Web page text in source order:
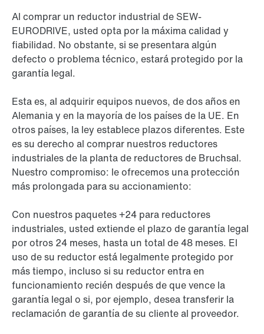
Al comprar un reductor industrial de SEW-
EURODRIVE, usted opta por la máxima calidad y
fiabilidad. No obstante, si se presentara algún
defecto o problema técnico, estará protegido por la
garantía legal.
Esta es, al adquirir equipos nuevos, de dos años en
Alemania y en la mayoría de los países de la UE. En
otros países, la ley establece plazos diferentes. Este
es su derecho al comprar nuestros reductores
industriales de la planta de reductores de Bruchsal.
Nuestro compromiso: le ofrecemos una protección
más prolongada para su accionamiento:
Con nuestros paquetes +24 para reductores
industriales, usted extiende el plazo de garantía legal
por otros 24 meses, hasta un total de 48 meses. El
uso de su reductor está legalmente protegido por
más tiempo, incluso si su reductor entra en
funcionamiento recién después de que vence la
garantía legal o si, por ejemplo, desea transferir la
reclamación de garantía de su cliente al proveedor.